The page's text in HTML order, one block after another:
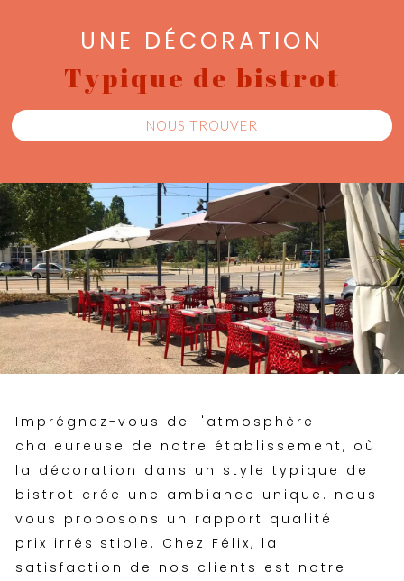
UNE DÉCORATION
Typique de bistrot
NOUS TROUVER
Imprégnez-vous de l'atmosphère
chaleureuse de notre établissement, où
la décoration dans un style typique de
bistrot crée une ambiance unique. nous
vous proposons un rapport qualité
prix irrésistible. Chez Félix, la
satisfaction de nos clients est notre